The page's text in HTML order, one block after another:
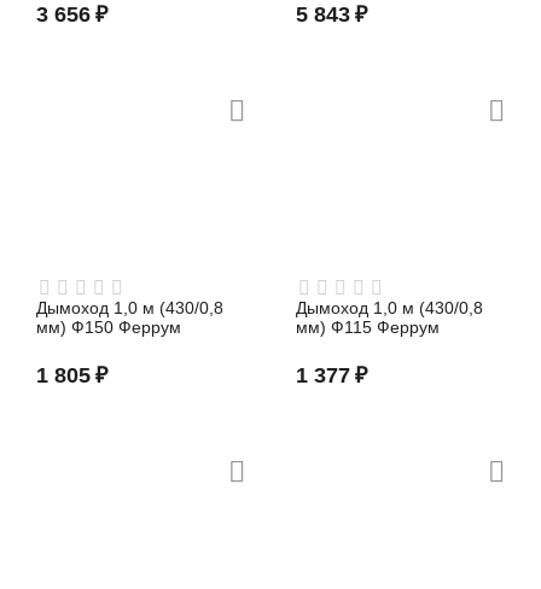
3 656 ₽ 5 843 ₽
Дымоход 1,0 м (430/0,8
мм) Ф150 Феррум
1 805 ₽
Дымоход 1,0 м (430/0,8
мм) Ф115 Феррум
1 377 ₽